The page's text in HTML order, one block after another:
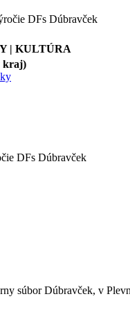
| KULTÚRA
kraj)
DFs Dúbravček
súbor Dúbravček, v